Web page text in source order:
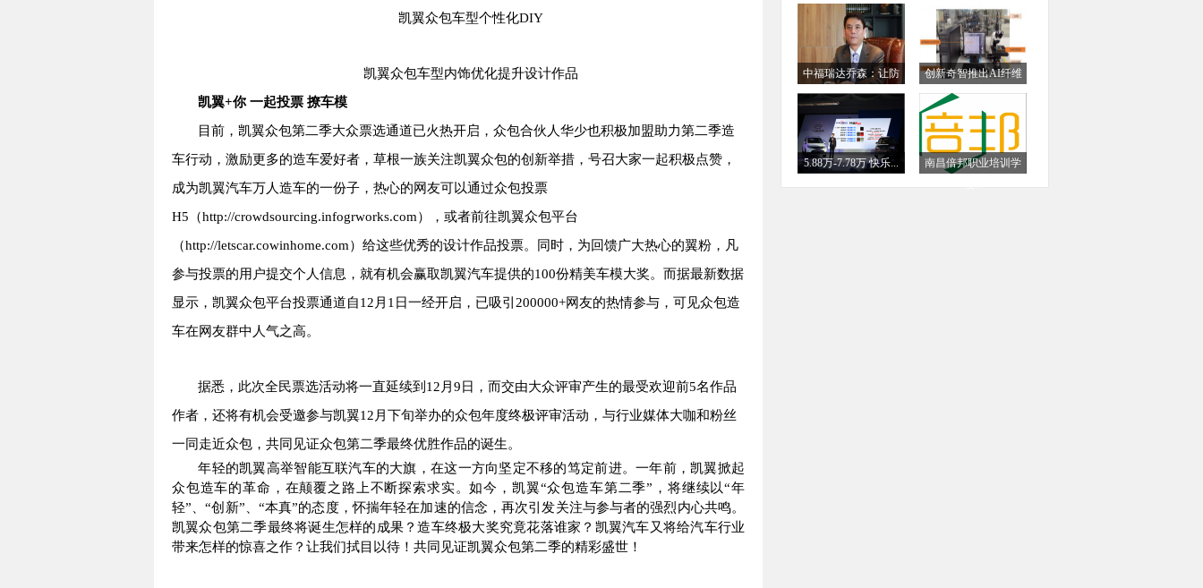
凯翼众包车型个性化DIY
凯翼众包车型内饰优化提升设计作品
凯翼+你 一起投票 撩车模
目前，凯翼众包第二季大众票选通道已火热开启，众包合伙人华少也积极加盟助力第二季造
车行动，激励更多的造车爱好者，草根一族关注凯翼众包的创新举措，号召大家一起积极点赞，
成为凯翼汽车万人造车的一份子，热心的网友可以通过众包投票
H5 （http://crowdsourcing.infogrworks.com），或者前往凯翼众包平台
（http://letscar.cowinhome.com）给这些优秀的设计作品投票。同时，为回馈广大热心的翼粉，凡
参与投票的用户提交个人信息，就有机会赢取凯翼汽车提供的100份精美车模大奖。而据最新数据
显示，凯翼众包平台投票通道自12 月 1 日一经开启，已吸引 200000+网友的热情参与，可见众包造
车在网友群中人气之高。
据悉，此次全民票选活动将一直延续到 12 月9 日，而交由大众评审产生的最受欢迎前5名作品
作者，还将有机会受邀参与凯翼12 月下旬举办的众包年度终极评审活动，与行业媒体大咖和粉丝
一同走近众包，共同见证众包第二季最终优胜作品的诞生。
年轻的凯翼高举智能互联汽车的大旗，在这一方向坚定不移的笃定前进。一年前，凯翼掀起
众包造车的革命，在颠覆之路上不断探索求实。如今，凯翼“众包造车第二季”，将继续以“年
轻”、“创新”、“本真”的态度，怀揣年轻在加速的信念，再次引发关注与参与者的强烈内心共鸣。
凯翼众包第二季最终将诞生怎样的成果？造车终极大奖究竟花落谁家？凯翼汽车又将给汽车行业
带来怎样的惊喜之作？让我们拭目以待！共同见证凯翼众包第二季的精彩盛世！
中福瑞达乔森：让防
弹...
创新奇智推出AI纤维
成...
5.88万-7.78万 快乐...
南昌倍邦职业培训学
校...